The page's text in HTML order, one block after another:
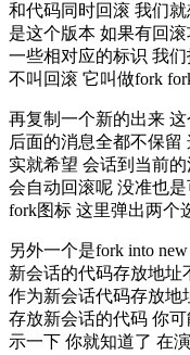
和代码同时回滚 我们
是这个版本 如果有回
一些相对应的标识 我
不叫回滚 它叫做fork
再复制一个新的出来
后面的消息全都不保
实就希望 会话到当前
会自动回滚呢 没准也
fork图标 这里弹出两个
另外一个是fork into
新会话的代码存放地址
作为新会话代码存放地
存放新会话的代码 你
示一下 你就知道了 在